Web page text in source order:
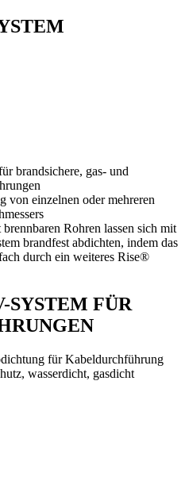
brandsichere, gas- und
von einzelnen oder mehreren
Rohren lassen sich mit
brandfest abdichten, indem das
durch ein weiteres Rise®
SYSTEM FÜR